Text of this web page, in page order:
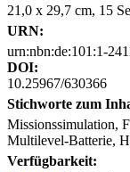
21,0 x 29,7 cm, 15
URN:
urn:nbn:de:101:1-
DOI:
10.25967/630366
Stichworte zum
Missionssimulation,
Multilevel-Batterie,
Verfügbarkeit: